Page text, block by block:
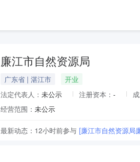
廉江市自然资源局
广东省 | 湛江市
开业
法定代表人： 未公示 注册资本： -
经营范围： 未公示
最新动态： 12小时前参与 [廉江市自然资源局